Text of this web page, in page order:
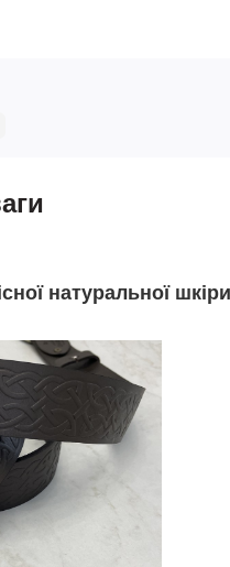
натуральної шкіри